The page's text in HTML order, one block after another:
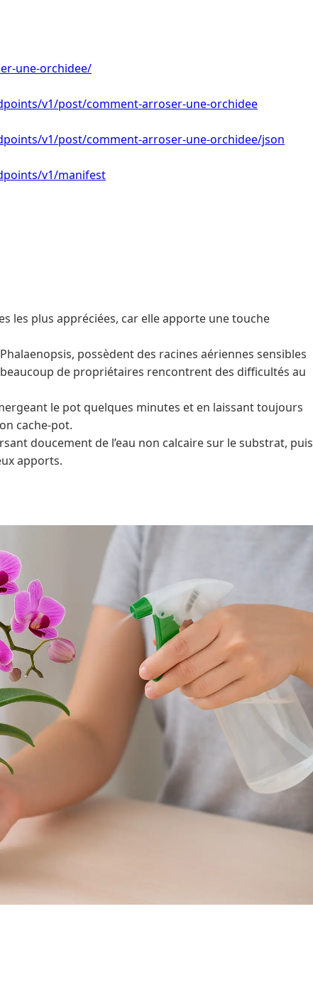
une-orchidee/
v1/post/comment-arroser-une-orchidee
v1/post/comment-arroser-une-orchidee/json
v1/manifest
les plus appréciées, car elle apporte une touche
possèdent des racines aériennes sensibles
de propriétaires rencontrent des difficultés au
le pot quelques minutes et en laissant toujours
cache-pot.
doucement de l’eau non calcaire sur le substrat, puis
apports.